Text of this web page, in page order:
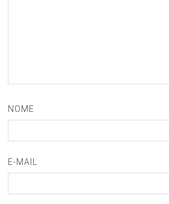
NOME
E-MAIL